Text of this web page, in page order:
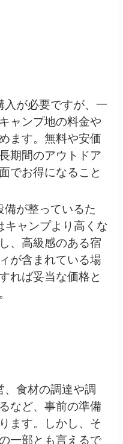
入が必要ですが、一
ャンプ地の料金や
ます。無料や安価
期間のアウトドア
でお得になること
備が整っているた
キャンプより高くな
、高級感のある宿
が含まれている場
れば妥当な価格と
、食材の調達や調
など、事前の準備
ます。しかし、そ
一部とも言えるで